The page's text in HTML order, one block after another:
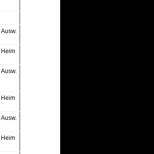
Ausw.
Heim
Ausw.
Heim
Ausw.
Heim